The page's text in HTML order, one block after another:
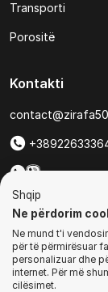
Transporti
Porositë
Kontakti
Për kërkesa të
b2b@zirafa50.mk
Jadranska
Shqip
Ne përdorim
Ne mund t'i
për të përmirësuar
personalizuar dhe
internet. Për më
cilësimet.